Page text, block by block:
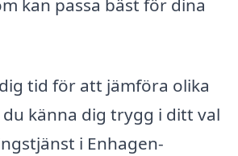
kan passa bäst för dina
tid för att jämföra olika
känna dig trygg i ditt val
i Enhagen-